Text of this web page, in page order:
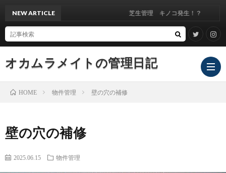
オカムラメイトの管理日記
NEW ARTICLE 芝生管理 キノコ発生！？
HOME 物件管理 壁の穴の補修
壁の穴の補修
2025.06.15 物件管理